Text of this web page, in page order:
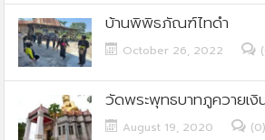
บ้านพิพิธภัณฑ์ไทดำ
October 26, 2022
วัดพระพุทธบาทภูควายเงิ
August 19, 2020